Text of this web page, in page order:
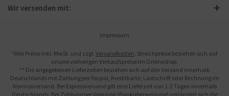
Wir versenden mit:
Impressum
*Alle Preise inkl. MwSt. und zzgl. Versandkosten. Streichpreise beziehen sich auf
unsere vorherigen Verkaufspreise im Onlineshop.
** Die angegebenen Lieferzeiten beziehen sich auf den Versand innerhalb
Deutschlands mit Zahlung per Paypal, Kreditkarte, Lastschrift oder Rechnung im
Normalversand. Bei Expressversand gilt eine Lieferzeit von 1-2 Tagen innerhalb
Deutschlands. Bei Zahlung per Vorkasse (Banküberweisung) verlängert sich die